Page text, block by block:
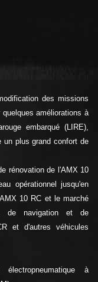
des missions
améliorations à
embarqué (LIRE),
plus grand confort de
rénovation de l'AMX 10
opérationnel jusqu'en
10 RC et le marché
de navigation et de
et d'autres véhicules
à